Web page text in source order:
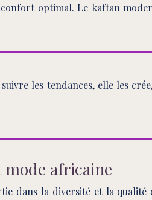
optimal. Le kaftan
les tendances, elle les
africaine
dans la diversité et la